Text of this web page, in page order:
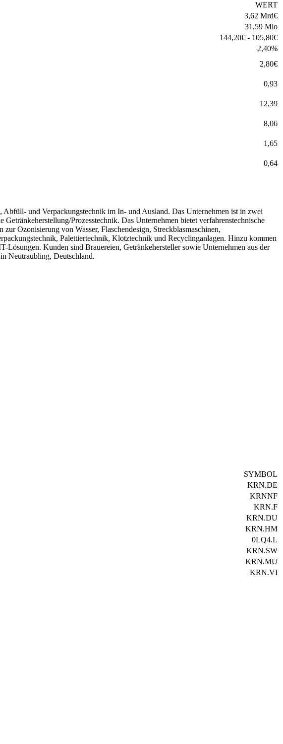
WERT
3,62 Mrd€
31,59 Mio
144,20€ - 105,80€
2,40%
2,80€
0,93
12,39
8,06
1,65
0,64
und Verpackungstechnik im In- und Ausland. Das Unternehmen ist in zwei
Prozesstechnik. Das Unternehmen bietet verfahrenstechnische
Ozonisierung von Wasser, Flaschendesign, Streckblasmaschinen,
Palettiertechnik, Klotztechnik und Recyclinganlagen. Hinzu kommen
Kunden sind Brauereien, Getränkehersteller sowie Unternehmen aus der
Neutraubling, Deutschland.
SYMBOL
KRN.DE
KRNNF
KRN.F
KRN.DU
KRN.HM
0LQ4.L
KRN.SW
KRN.MU
KRN.VI